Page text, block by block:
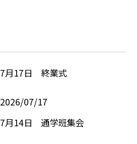
7月17日 終業式
2026/07/17
7月14日 通学班集会